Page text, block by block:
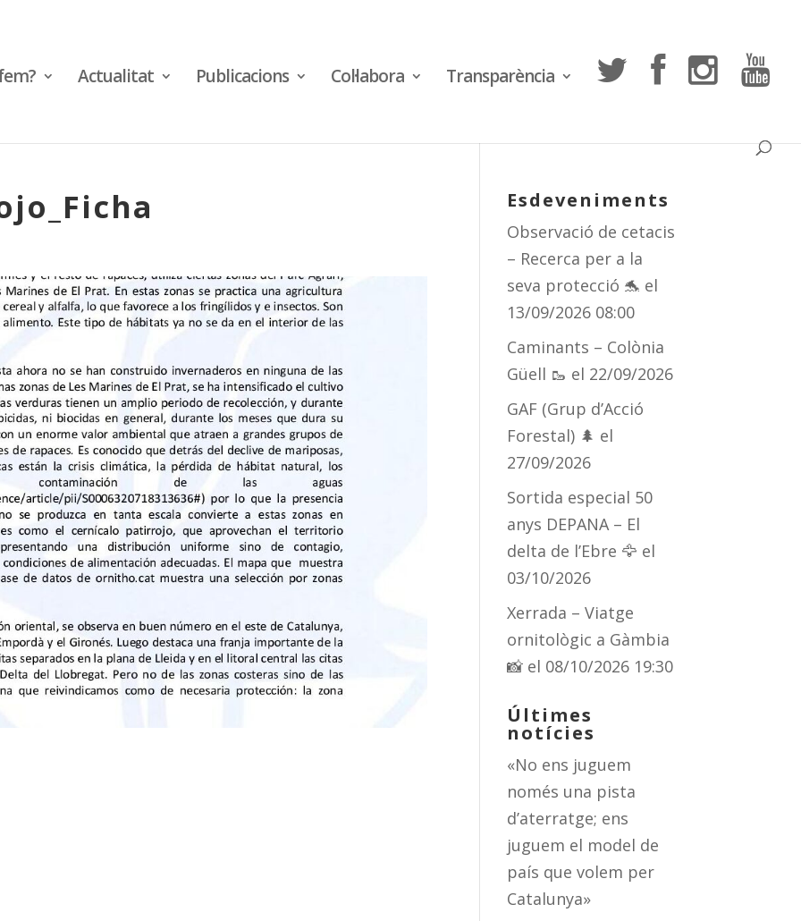
Actualitat Publicacions Col·labora Transparència
Esdeveniments
Observació de cetacis
– Recerca per a la
seva protecció 🐬 el
13/09/2026 08:00
Caminants – Colònia
Güell 🥾 el 22/09/2026
GAF (Grup d’Acció
Forestal) 🌲 el
27/09/2026
Sortida especial 50
anys DEPANA – El
delta de l’Ebre 🦅 el
03/10/2026
Xerrada – Viatge
ornitològic a Gàmbia
📸 el 08/10/2026 19:30
Últimes
notícies
«No ens juguem
només una pista
d’aterratge; ens
juguem el model de
país que volem per
Catalunya»